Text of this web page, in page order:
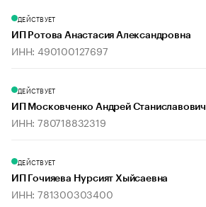
ДЕЙСТВУЕТ
ИП Ротова Анастасия Александровна
ИНН: 490100127697
ДЕЙСТВУЕТ
ИП Московченко Андрей Станиславович
ИНН: 780718832319
ДЕЙСТВУЕТ
ИП Гочияева Нурсият Хыйсаевна
ИНН: 781300303400